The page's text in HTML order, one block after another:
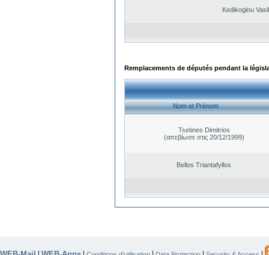
Kedikoglou
Remplacements de députés pendant la
Nom et Prénom
Tsetines Dimitrios
(απεβίωσε στις 20/12/1999)
Bellos Triantafyllos
| | | | |